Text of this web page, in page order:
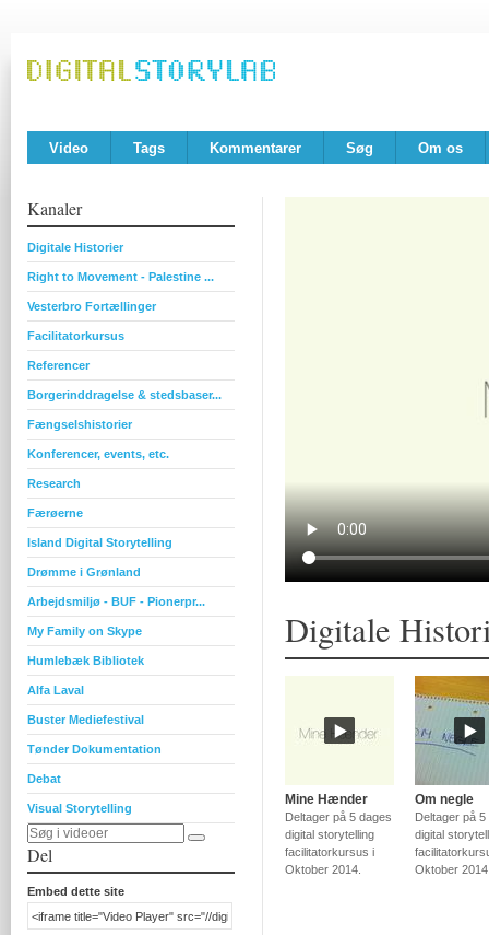
Video Tags Kommentarer Søg Om os
Kanaler
Digitale Historier
Right to Movement - Palestine ...
Vesterbro Fortællinger
Facilitatorkursus
Referencer
Borgerinddragelse & stedsbaser...
Fængselshistorier
Konferencer, events, etc.
Research
Færøerne
Island Digital Storytelling
Drømme i Grønland
Arbejdsmiljø - BUF - Pionerpr...
My Family on Skype
Humlebæk Bibliotek
Alfa Laval
Buster Mediefestival
Tønder Dokumentation
Debat
Visual Storytelling
Del
Embed dette site
Digitale
Mine Hænder
Deltager på 5 dages
digital storytelling
facilitatorkursus i
Oktober 2014.
Om negle
Deltager på 5
digital
Oktober